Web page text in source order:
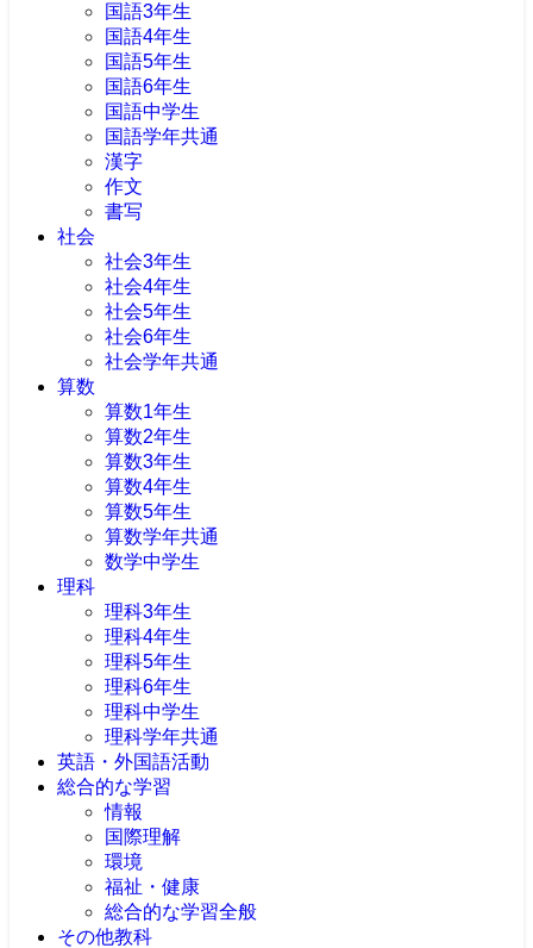
国語3年生
国語4年生
国語5年生
国語6年生
国語中学生
国語学年共通
漢字
作文
書写
社会
社会3年生
社会4年生
社会5年生
社会6年生
社会学年共通
算数
算数1年生
算数2年生
算数3年生
算数4年生
算数5年生
算数学年共通
数学中学生
理科
理科3年生
理科4年生
理科5年生
理科6年生
理科中学生
理科学年共通
英語・外国語活動
総合的な学習
情報
国際理解
環境
福祉・健康
総合的な学習全般
その他教科